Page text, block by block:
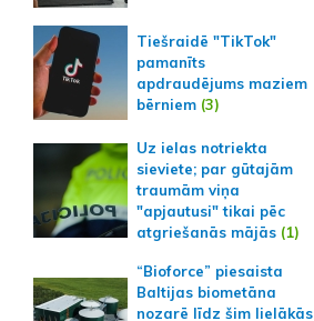
Tiešraidē "TikTok"
pamanīts
apdraudējums maziem
bērniem(3)
Uz ielas notriekta
sieviete; par gūtajām
traumām viņa
"apjautusi" tikai pēc
atgriešanās mājās(1)
“Bioforce” piesaista
Baltijas biometāna
nozarē līdz šim lielākās